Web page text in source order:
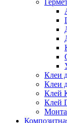
Клеи
Клеи
Клей
Клей